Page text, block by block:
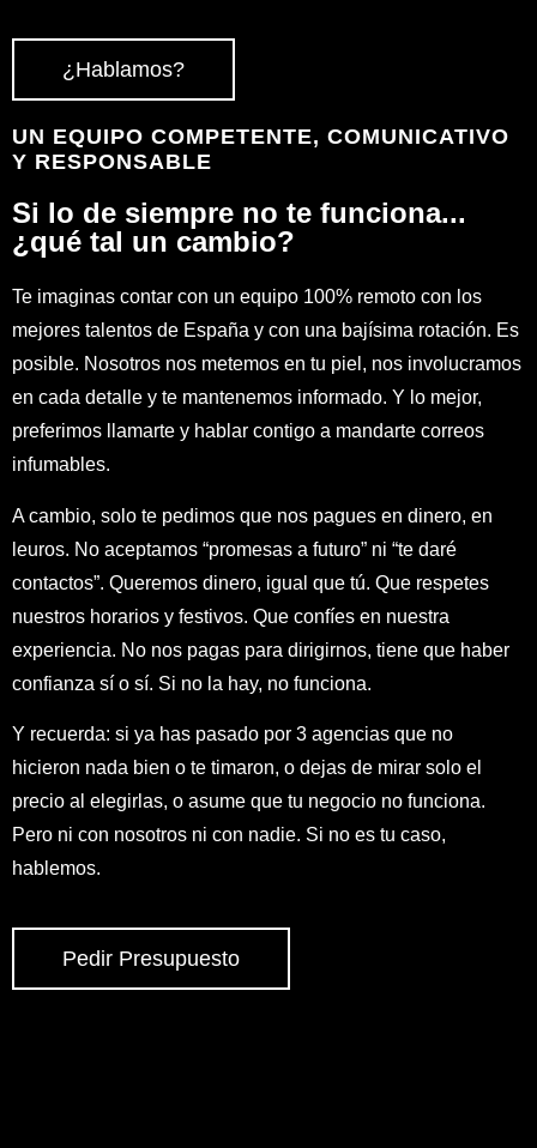
¿Hablamos?
UN EQUIPO COMPETENTE, COMUNICATIVO
Y RESPONSABLE
Si lo de siempre no te funciona...
¿qué tal un cambio?
Te imaginas contar con un equipo 100% remoto con los
mejores talentos de España y con una bajísima rotación. Es
posible. Nosotros nos metemos en tu piel, nos involucramos
en cada detalle y te mantenemos informado. Y lo mejor,
preferimos llamarte y hablar contigo a mandarte correos
infumables.
A cambio, solo te pedimos que nos pagues en dinero, en
leuros. No aceptamos “promesas a futuro” ni “te daré
contactos”. Queremos dinero, igual que tú. Que respetes
nuestros horarios y festivos. Que confíes en nuestra
experiencia. No nos pagas para dirigirnos, tiene que haber
confianza sí o sí. Si no la hay, no funciona.
Y recuerda: si ya has pasado por 3 agencias que no
hicieron nada bien o te timaron, o dejas de mirar solo el
precio al elegirlas, o asume que tu negocio no funciona.
Pero ni con nosotros ni con nadie. Si no es tu caso,
hablemos.
Pedir Presupuesto